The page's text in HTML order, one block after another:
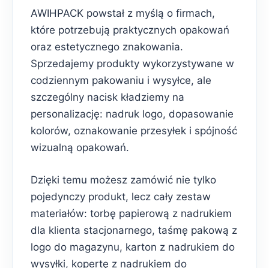
AWIHPACK powstał z myślą o firmach,
które potrzebują praktycznych opakowań
oraz estetycznego znakowania.
Sprzedajemy produkty wykorzystywane w
codziennym pakowaniu i wysyłce, ale
szczególny nacisk kładziemy na
personalizację: nadruk logo, dopasowanie
kolorów, oznakowanie przesyłek i spójność
wizualną opakowań.
Dzięki temu możesz zamówić nie tylko
pojedynczy produkt, lecz cały zestaw
materiałów: torbę papierową z nadrukiem
dla klienta stacjonarnego, taśmę pakową z
logo do magazynu, karton z nadrukiem do
wysyłki, kopertę z nadrukiem do